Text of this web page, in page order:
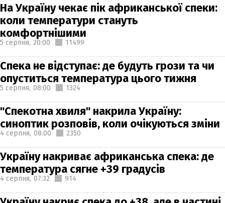
На Україну чекає пік африканської спеки:
коли температури стануть
комфортнішими
5 серпня, 20:00 11499
Спека не відступає: де будуть грози та чи
опуститься температура цього тижня
5 серпня, 08:00 1324
"Спекотна хвиля" накрила Україну:
синоптик розповів, коли очікуються зміни
4 серпня, 08:00 2350
Україну накриває африканська спека: де
температура сягне +39 градусів
4 серпня, 07:32 914